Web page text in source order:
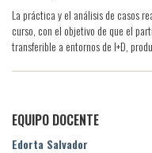
La práctica y el análisis de casos
curso, con el objetivo de que el
transferible a entornos de I+D,
EQUIPO DOCENTE
Edorta Salvador